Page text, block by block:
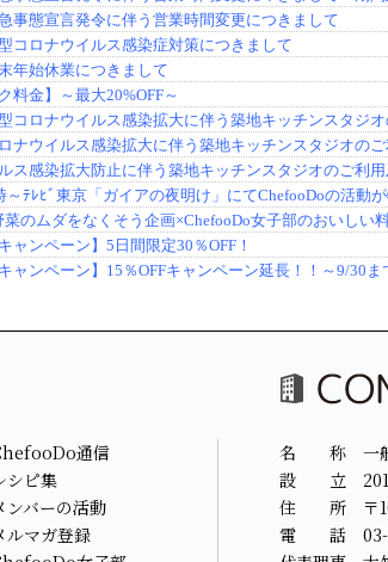
通信
シピ集
ンバーの活動
ルマガ登録
名 称 一般
設 立 2017
住 所 〒104-
電 話 03-